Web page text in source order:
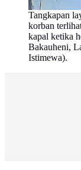
Tangkapan
korban
kapal ketika
Bakauheni,
Istimewa).